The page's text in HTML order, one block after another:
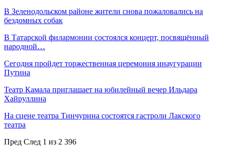
В Зеленодольском районе жители снова пожаловались на
бездомных собак
В Татарской филармонии состоялся концерт, посвящённый
народной…
Сегодня пройдет торжественная церемония инаугурации
Путина
Театр Камала приглашает на юбилейный вечер Ильдара
Хайруллина
На сцене театра Тинчурина состоятся гастроли Лакского
театра
Пред След 1 из 2 396